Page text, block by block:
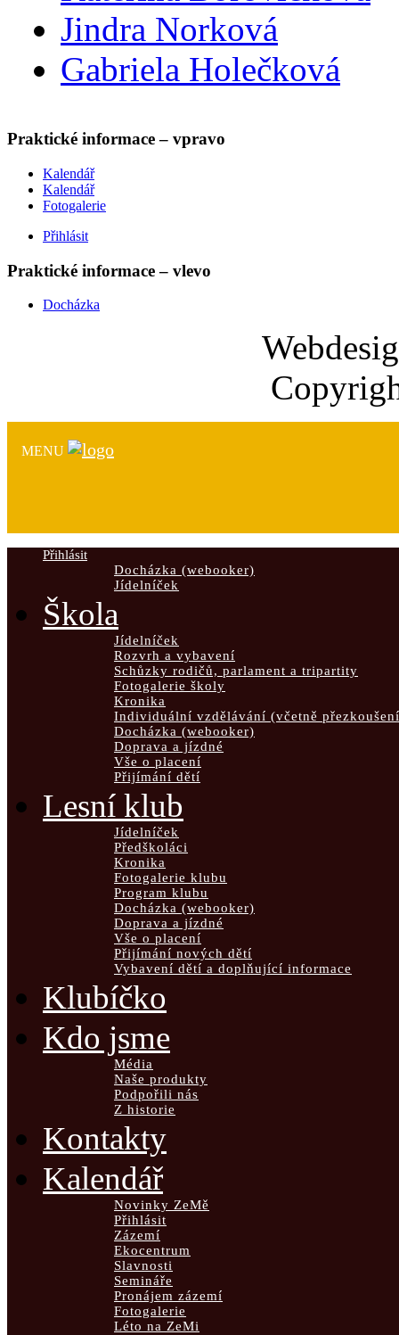
Jindra Norková
Gabriela Holečková
Praktické informace – vpravo
Kalendář
Kalendář
Fotogalerie
Přihlásit
Praktické informace – vlevo
Docházka
MENU
Přihlásit
Docházka (webooker)
Jídelníček
Škola
Jídelníček
Rozvrh a vybavení
Schůzky rodičů, parlament a tripartity
Fotogalerie školy
Kronika
Individuální vzdělávání (včetně
Docházka (webooker)
Doprava a jízdné
Vše o placení
Přijímání dětí
Lesní klub
Jídelníček
Předškoláci
Kronika
Fotogalerie klubu
Program klubu
Docházka (webooker)
Doprava a jízdné
Vše o placení
Přijímání nových dětí
Vybavení dětí a doplňující informace
Klubíčko
Kdo jsme
Média
Naše produkty
Podpořili nás
Z historie
Kontakty
Kalendář
Novinky ZeMě
Přihlásit
Zázemí
Ekocentrum
Slavnosti
Semináře
Pronájem zázemí
Fotogalerie
Léto na ZeMi